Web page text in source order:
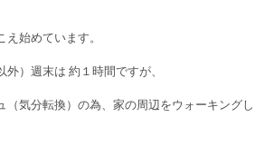
始めています。
）週末は 約１時間ですが、
（気分転換）の為、家の周辺をウォーキングし